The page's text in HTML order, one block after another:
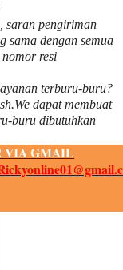
saran pengiriman
sama dengan semua
nomorresi
terburu-buru?
dapat membuat
buru dibutuhkan
VIA GMAIL